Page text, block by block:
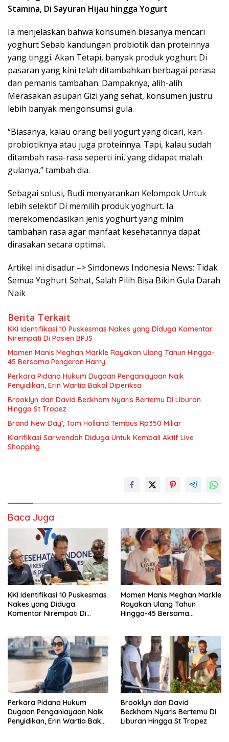
Stamina, Di Sayuran Hijau hingga Yogurt
Ia menjelaskan bahwa konsumen biasanya mencari
yoghurt Sebab kandungan probiotik dan proteinnya
yang tinggi. Akan Tetapi, banyak produk yoghurt Di
pasaran yang kini telah ditambahkan berbagai perasa
dan pemanis tambahan. Dampaknya, alih-alih
Merasakan asupan Gizi yang sehat, konsumen justru
lebih banyak mengonsumsi gula.
“Biasanya, kalau orang beli yogurt yang dicari, kan
probiotiknya atau juga proteinnya. Tapi, kalau sudah
ditambah rasa-rasa seperti ini, yang didapat malah
gulanya,” tambah dia.
Sebagai solusi, Budi menyarankan Kelompok Untuk
lebih selektif Di memilih produk yoghurt. Ia
merekomendasikan jenis yoghurt yang minim
tambahan rasa agar manfaat kesehatannya dapat
dirasakan secara optimal.
Artikel ini disadur –> Sindonews Indonesia News: Tidak
Semua Yoghurt Sehat, Salah Pilih Bisa Bikin Gula Darah
Naik
Berita Terkait
KKI Identifikasi 10 Puskesmas Nakes yang Diduga Komentar
Nirempati Di Pasien BPJS
Momen Manis Meghan Markle Rayakan Ulang Tahun Hingga-
45 Bersama Pengeran Harry
Perkara Pidana Hukum Dugaan Penganiayaan Naik
Penyidikan, Erin Wartia Bakal Diperiksa
Brooklyn dan David Beckham Nyaris Bertemu Di Liburan
Hingga St Tropez
Brand New Day’, Tom Holland Tembus Rp350 Miliar
Klarifikasi Sarwendah Diduga Untuk Kembali Aktif Live
Shopping
Baca Juga
KKI Identifikasi 10 Puskesmas
Nakes yang Diduga
Komentar Nirempati Di
Momen Manis Meghan Markle
Rayakan Ulang Tahun
Hingga-45 Bersama
Perkara Pidana Hukum
Dugaan Penganiayaan Naik
Penyidikan, Erin Wartia Bakal
Brooklyn dan David
Beckham Nyaris Bertemu Di
Liburan Hingga St Tropez